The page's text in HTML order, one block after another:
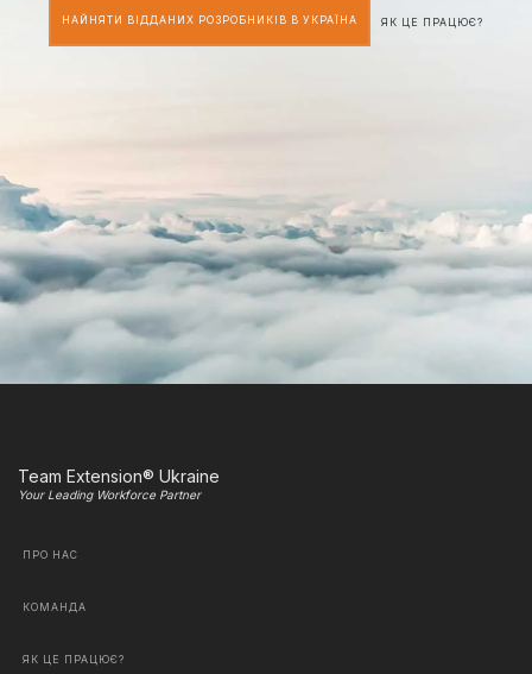
НАЙНЯТИ ВІДДАНИХ РОЗРОБНИКІВ В УКРАЇНА ЯК ЦЕ ПРАЦЮЄ?
Team Extension® Ukraine
Your Leading Workforce Partner
ПРО НАС
КОМАНДА
ЯК ЦЕ ПРАЦЮЄ?